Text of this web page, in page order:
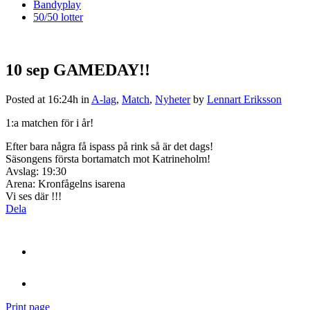
Bandyplay
50/50 lotter
10 sep GAMEDAY!!
Posted at 16:24h in A-lag, Match, Nyheter by Lennart Eriksson
1:a matchen för i år!
Efter bara några få ispass på rink så är det dags!
Säsongens första bortamatch mot Katrineholm!
Avslag: 19:30
Arena: Kronfågelns isarena
Vi ses där !!!
Dela
Print page